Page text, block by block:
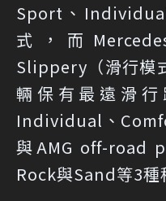
Sport、
式，而
Slippery（滑行模
輛保有最遠滑行
Individual、
與AMG off-road
Rock與Sand等3種